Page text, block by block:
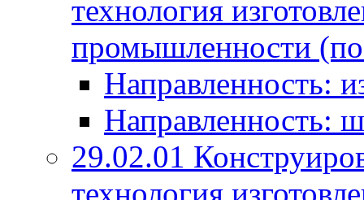
технология
промышленности
Направленность:
Направленность:
29.02.01